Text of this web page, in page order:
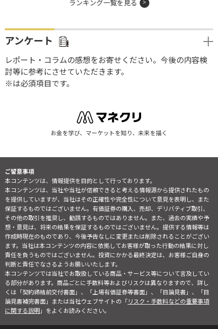
ランキング一覧を見る
アンケート
レポート・コラムの感想をお寄せください。今後の内容検
討等に参考にさせていただきます。
※は必須項目です。
お金を学び、マーケットを知り、未来を描く
ご留意事項
本コンテンツは、情報提供を目的として行っております。
本コンテンツは、当社や当社が信頼できると考える情報源から提供されたもの
を提供していますが、当社はその正確性や完全性について意見を表明し、また
保証するものではございません。有価証券の購入、売却、デリバティブ取引、
その他の取引を推奨し、勧誘するものではありません。また、過去の実績や予
想・意見は、将来の結果を保証するものではございません。提供する情報等は
作成時現在のものであり、今後予告なしに変更または削除されることがござい
ます。当社は本コンテンツの内容に依拠してお客様が取った行動の結果に対し
責任を負うものではございません。投資にかかる最終決定は、お客様ご自身の
判断と責任でなさるようお願いいたします。
本コンテンツでは当社でお取扱している商品・サービス等について言及してい
る部分があります。商品ごとに手数料等およびリスクは異なりますので、詳し
くは「契約締結前交付書面」、「上場有価証券等書面」、「目論見書」、「目
論見書補完書面」または当社ウェブサイトの「リスク・手数料などの重要事項
に関する説明」をよくお読みください。